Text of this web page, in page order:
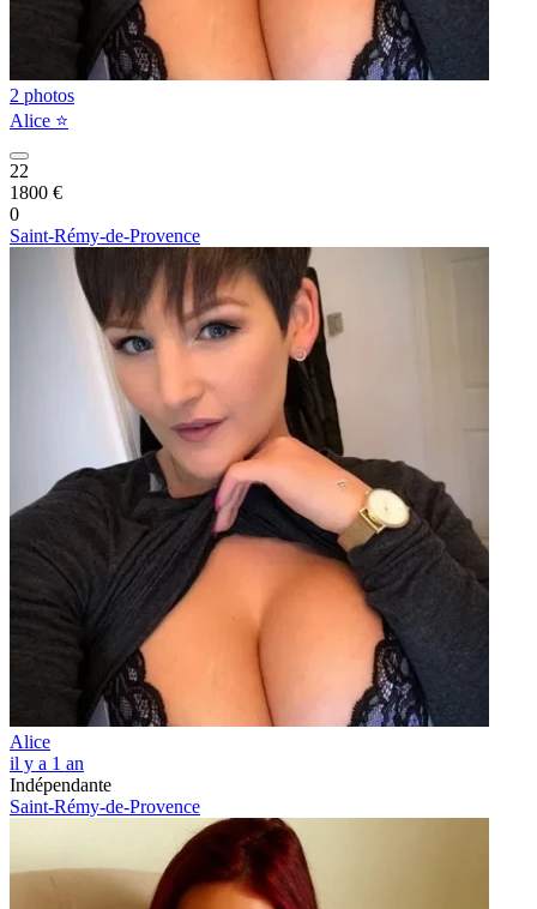
2 photos
Alice ⭐️
22
1800 €
0
Saint-Rémy-de-Provence
Alice
il y a 1 an
Indépendante
Saint-Rémy-de-Provence